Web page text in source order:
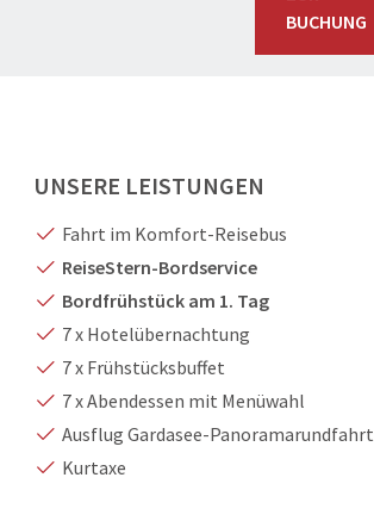
BUCHUNG
UNSERE LEISTUNGEN
Fahrt im Komfort-Reisebus
ReiseStern-Bordservice
Bordfrühstück am 1. Tag
7 x Hotelübernachtung
7 x Frühstücksbuffet
7 x Abendessen mit Menüwahl
Ausflug Gardasee-Panoramarundfahrt
Kurtaxe